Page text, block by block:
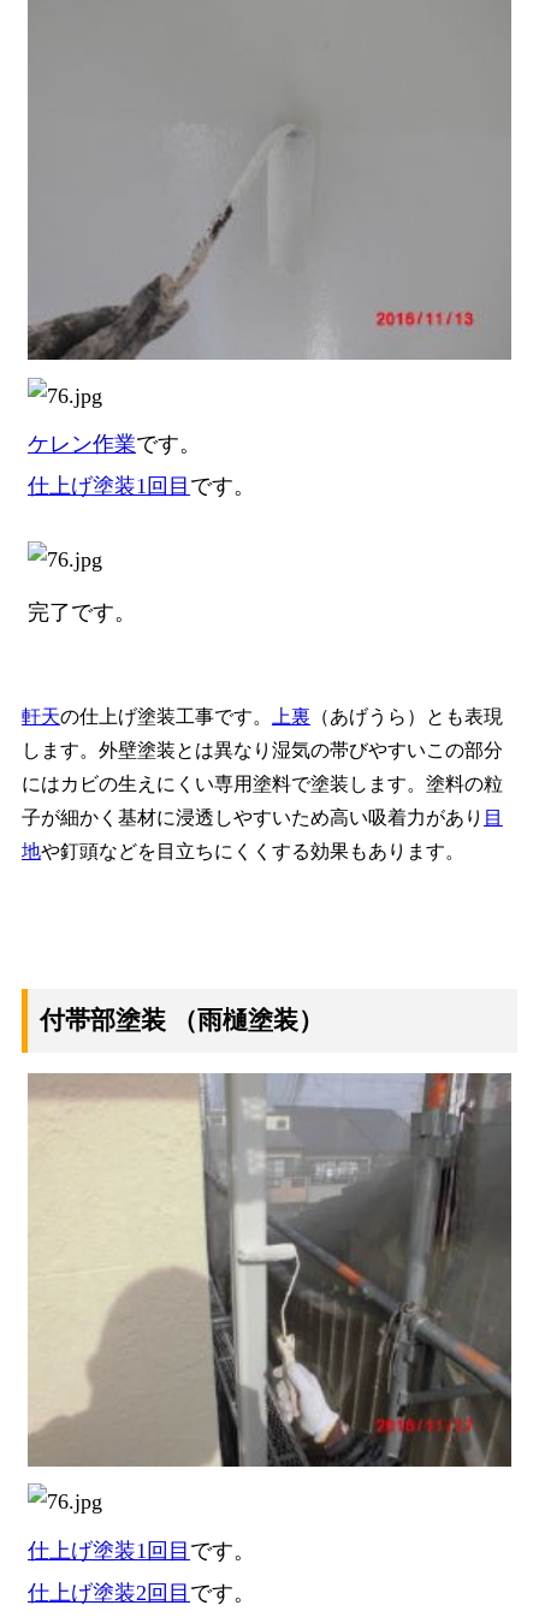
ケレン作業です。
仕上げ塗装1回目 です。
完了です。
軒天の仕上げ塗装工事です。 上裏 （あげうら）とも表現
します。外壁塗装とは異なり湿気の帯びやすいこの部分
にはカビの生えにくい専用塗料で塗装します。塗料の粒
子が細かく基材に浸透しやすいため高い吸着力があり 目
地や釘頭などを目立ちにくくする効果もあります。
付帯部塗装 （雨樋塗装）
仕上げ塗装1回目 です。
仕上げ塗装2回目 です。